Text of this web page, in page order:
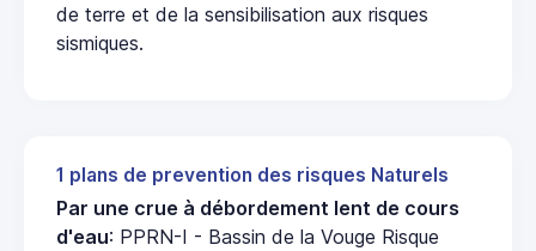
de terre et de la sensibilisation aux risques
sismiques.
1 plans de prevention des risques Naturels
Par une crue à débordement lent de cours
d'eau: PPRN-I - Bassin de la Vouge Risque